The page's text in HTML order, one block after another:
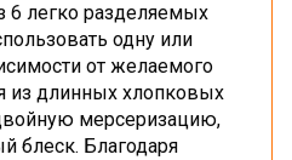
6 легко разделяемых
одну или
от желаемого
из длинных хлопковых
мерсеризацию,
блеск. Благодаря